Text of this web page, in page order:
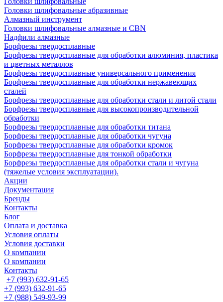
Головки шлифовальные абразивные
Алмазный инструмент
Головки шлифовальные алмазные и CBN
Надфили алмазные
Борфрезы твердосплавные
Борфрезы твердосплавные для обработки алюминия, пластика
и цветных металлов
Борфрезы твердосплавные универсального применения
Борфрезы твердосплавные для обработки нержавеющих
сталей
Борфрезы твердосплавные для обработки стали и литой стали
Борфрезы твердосплавные для высокопроизводительной
обработки
Борфрезы твердосплавные для обработки титана
Борфрезы твердосплавные для обработки чугуна
Борфрезы твердосплавные для обработки кромок
Борфрезы твердосплавные для тонкой обработки
Борфрезы твердосплавные для обработки стали и чугуна
(тяжелые условия эксплуатации).
Акции
Документация
Бренды
Контакты
Блог
Оплата и доставка
Условия оплаты
Условия доставки
О компании
О компании
Контакты
+7 (993) 632-91-65
+7 (993) 632-91-65
+7 (988) 549-93-99